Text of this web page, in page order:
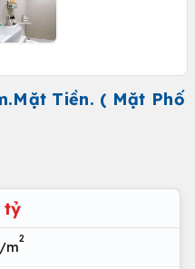
Tiền. ( Mặt Phố
tỷ
m
2